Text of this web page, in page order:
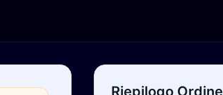
Riepilogo Ordine